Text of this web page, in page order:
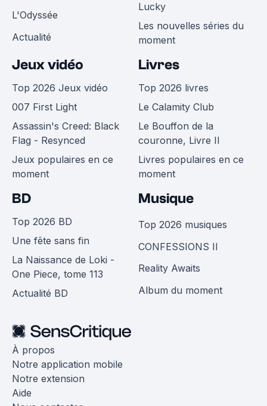
L'Odyssée
Actualité
Lucky
Les nouvelles séries du
moment
Jeux vidéo
Top 2026 Jeux vidéo
007 First Light
Assassin's Creed: Black
Flag - Resynced
Jeux populaires en ce
moment
Livres
Top 2026 livres
Le Calamity Club
Le Bouffon de la
couronne, Livre II
Livres populaires en ce
moment
BD
Top 2026 BD
Une fête sans fin
La Naissance de Loki -
One Piece, tome 113
Actualité BD
Musique
Top 2026 musiques
CONFESSIONS II
Reality Awaits
Album du moment
À propos
Notre application mobile
Notre extension
Aide